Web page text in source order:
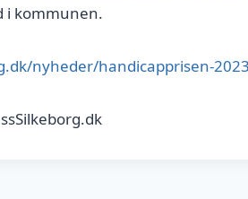
i kommunen.
nyheder/handicapprisen-